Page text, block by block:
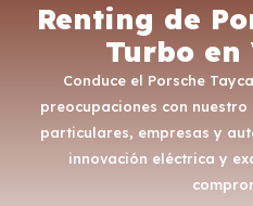
Renting de
Turbo en
Conduce el Porsche
preocupaciones con
particulares, empresas y
innovación eléctrica y